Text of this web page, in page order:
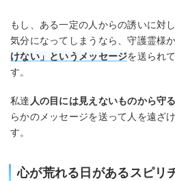
もし、ある一定の人からの誘いに対
気分になってしまうなら、守護霊様
けない」というメッセージを送られ
す。
私達 人の目には見えないものから守
らかのメッセージを送って人を遠ざ
す。
心が荒れる日があるスピリ